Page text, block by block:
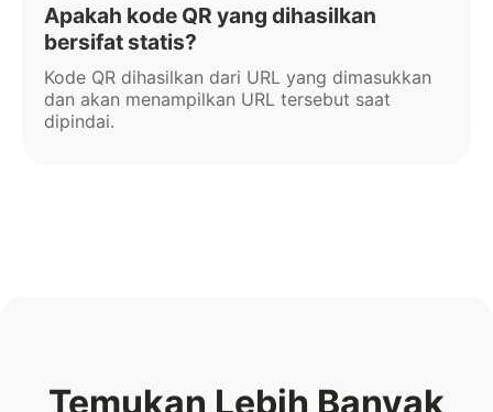
Apakah kode QR yang dihasilkan
bersifat statis?
Kode QR dihasilkan dari URL yang dimasukkan
dan akan menampilkan URL tersebut saat
dipindai.
Temukan Lebih Banyak